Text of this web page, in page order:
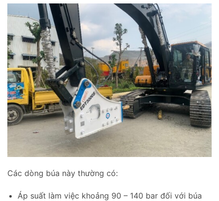
Các dòng búa này thường có:
Áp suất làm việc khoảng 90 – 140 bar đối với búa